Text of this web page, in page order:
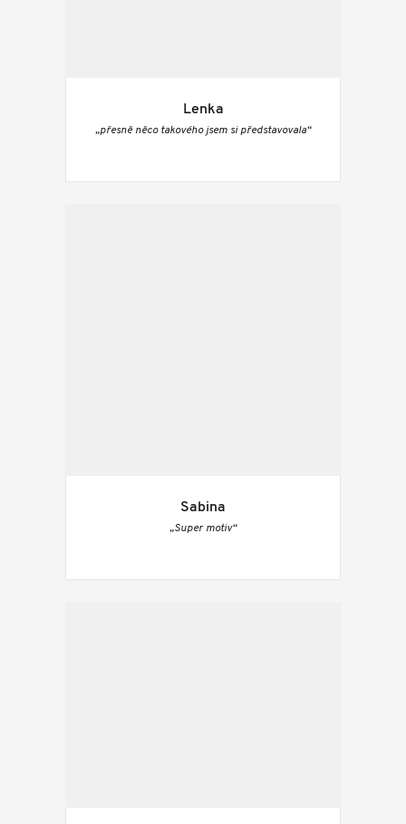
Lenka
„přesně něco takového jsem si představovala“
Sabina
„Super motiv“